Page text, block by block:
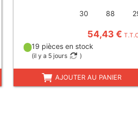
30 88
54,43 €
19 pièces en stock
(il y a 5 jours )
AJOUTER AU PANIER